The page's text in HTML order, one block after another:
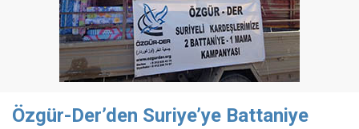
Özgür-Der’den Suriye’ye Battaniye